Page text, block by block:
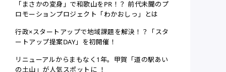
「まさかの変身」で和歌山をPR！？ 前代未聞のプ
ロモーションプロジェクト「わかおしっ」とは
行政×スタートアップで地域課題を解決！？「スタ
ートアップ提案DAY」を初開催！
リニューアルからまもなく1年。甲賀「道の駅あい
の土山」が人気スポットに ！